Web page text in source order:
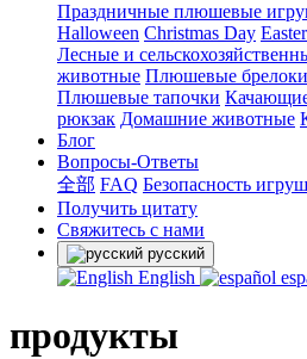
Праздничные плюшевые
Halloween Christmas Day
Лесные и
животные Плюшевые брелоки
Плюшевые тапочки
рюкзак Домашние животные
Блог
Вопросы-Ответы
全部 FAQ Безопасность
Получить цитату
Свяжитесь с нами
русский
English
продукты